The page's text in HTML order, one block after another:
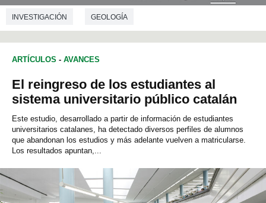
INVESTIGACIÓN GEOLOGÍA
ARTÍCULOS - AVANCES
El reingreso de los estudiantes al
sistema universitario público catalán
Este estudio, desarrollado a partir de información de estudiantes
universitarios catalanes, ha detectado diversos perfiles de alumnos
que abandonan los estudios y más adelante vuelven a matricularse.
Los resultados apuntan,...